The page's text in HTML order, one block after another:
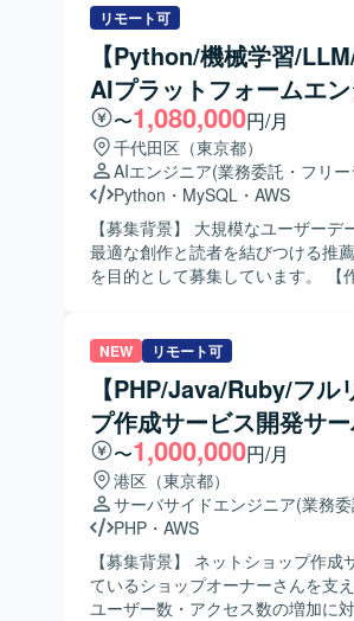
境で発生した障害について、検知
実施まで一連の対応を行っていただきます。 【求める
の打合せでリーダーシップを発揮
存のソースコードを手がかりに、
調査・解決できる方が望ましいで
分があっても、臆せずキャッチア
応時に状況を整理しながら関係者
いたします。復旧にとどまらず、
り組める方にお願いしたいと考えています。 【ポジシ
番環境での障害対応やログを起点
への理解を深めながらスキルアッ
ンテナ環境などのクラウドインフ
コンテナ環境（Docker/ECS等）、
REST APIやNode.jsまたはKotlinに
素に触れていただく機会がありま
リモート可
【Python/機械学習/
AIプラットフォームエ
〜1,080,000円/月
千代田区（東京都）
AIエンジニア(業務委託・フリ
Python ・ MySQL ・ AWS
【募集背景】 大規模なユーザーデ
最適な創作と読者を結びつける推
を目的として募集しています。 【作業内容】 おすすめ機能や検索機能
用します。 LLMや埋め込み技術を
基盤を設計・運用します。 推論パ
の開発および運用体制（LLMOps
的に改善します。 ユーザー行動と
ンの開発・改善を行います。 コン
の開発・改善を行い、その運用を
安全性向上のため、悪意ある行動
ング機能を開発します。 既存の機
能およびコストの改善を図ります
機能の企画・開発・改善に携わります。 【求める人物像
ン・ビジョン・バリューに共感し
を求めています。 新しい技術への
NEW リモート可
【PHP/Java/Ruby/フ
プ作成サービス開発サ
〜1,000,000円/月
港区（東京都）
サーバサイドエンジニア(業務
PHP ・ AWS
【募集背景】 ネットショップ作
ているショップオーナーさんを支
ユーザー数・アクセス数の増加に